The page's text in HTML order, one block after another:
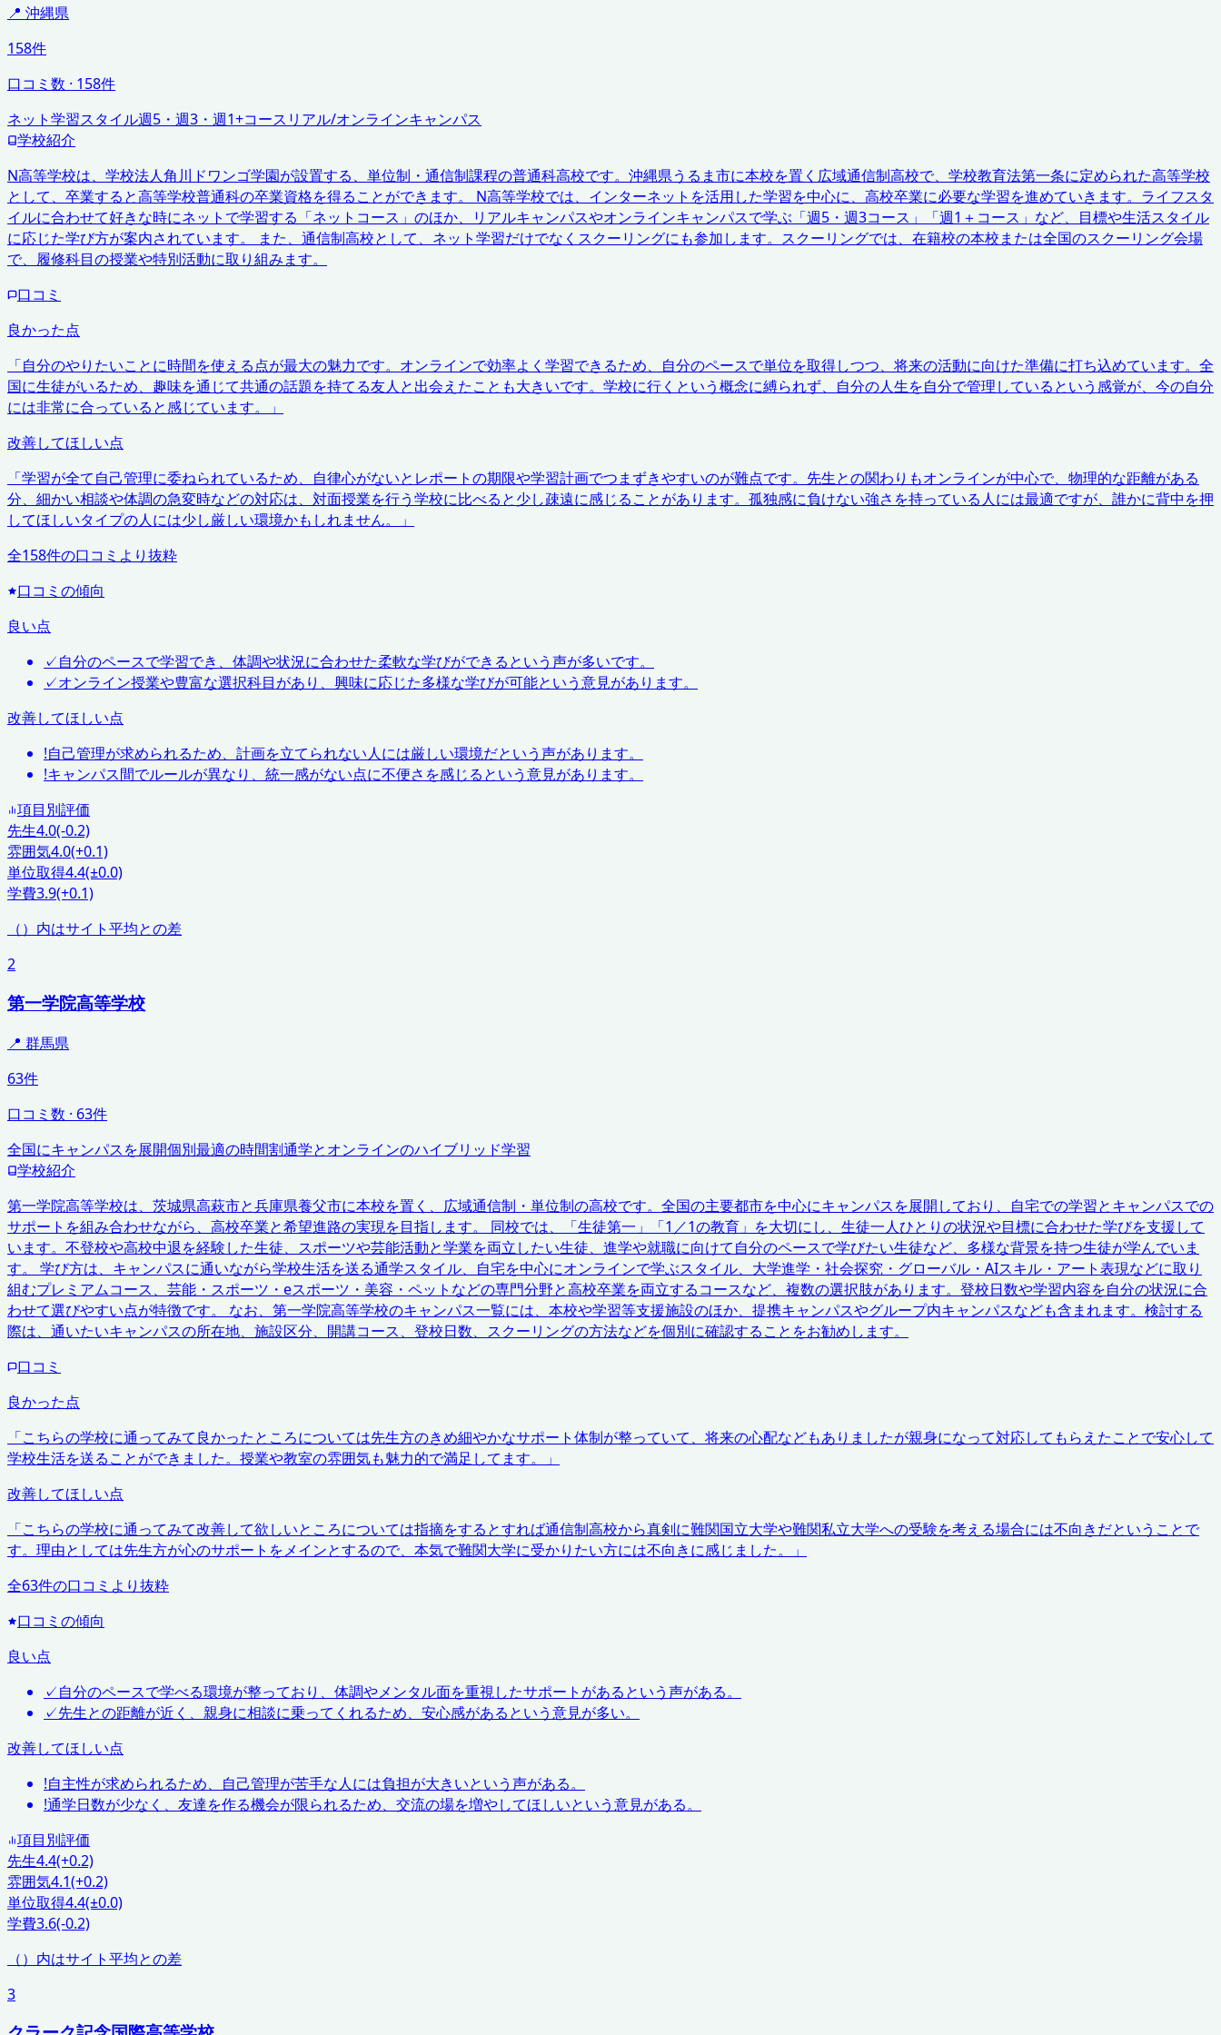
📍 沖縄県
158件
口コミ数 · 158件
ネット学習スタイル週5・週3・週1+コース リアル/オンラインキャンパス
学校紹介
N高等学校は、学校法人角川ドワンゴ学園が設置する、単位制・通信制課程の普通科高校です。沖縄県うるま市に本校を置く広域通信制高校で、学校教育法第一条に定められた高等学校
として、卒業すると高等学校普通科の卒業資格を得ることができます。 N高等学校では、インターネットを活用した学習を中心に、高校卒業に必要な学習を進めていきます。ライフスタ
イルに合わせて好きな時にネットで学習する「ネットコース」のほか、リアルキャンパスやオンラインキャンパスで学ぶ「週5・週3コース」「週1＋コース」など、目標や生活スタイル
に応じた学び方が案内されています。 また、通信制高校として、ネット学習だけでなくスクーリングにも参加します。スクーリングでは、在籍校の本校または全国のスクーリング会場
で、履修科目の授業や特別活動に取り組みます。
口コミ
良かった点
「自分のやりたいことに時間を使える点が最大の魅力です。オンラインで効率よく学習できるため、自分のペースで単位を取得しつつ、将来の活動に向けた準備に打ち込めています。全
国に生徒がいるため、趣味を通じて共通の話題を持てる友人と出会えたことも大きいです。学校に行くという概念に縛られず、自分の人生を自分で管理しているという感覚が、今の自分
には非常に合っていると感じています。
」
改善してほしい点
「学習が全て自己管理に委ねられているため、自律心がないとレポートの期限や学習計画でつまずきやすいのが難点です。先生との関わりもオンラインが中心で、物理的な距離がある
分、細かい相談や体調の急変時などの対応は、対面授業を行う学校に比べると少し疎遠に感じることがあります。孤独感に負けない強さを持っている人には最適ですが、誰かに背中を押
してほしいタイプの人には少し厳しい環境かもしれません。
」
全158件の口コミより抜粋
口コミの傾向
良い点
✓自分のペースで学習でき、体調や状況に合わせた柔軟な学びができるという声が多いです。
✓オンライン授業や豊富な選択科目があり、興味に応じた多様な学びが可能という意見があります。
改善してほしい点
!自己管理が求められるため、計画を立てられない人には厳しい環境だという声があります。
!キャンパス間でルールが異なり、統一感がない点に不便さを感じるという意見があります。
項目別評価
先生4.0(-0.2)
雰囲気4.0(+0.1)
単位取得4.4(±0.0)
学費3.9(+0.1)
（）内はサイト平均との差
2
第一学院高等学校
📍 群馬県
63件
口コミ数 · 63件
全国にキャンパスを展開個別最適の時間割通学とオンラインのハイブリッド学習
学校紹介
第一学院高等学校は、茨城県高萩市と兵庫県養父市に本校を置く、広域通信制・単位制の高校です。全国の主要都市を中心にキャンパスを展開しており、自宅での学習とキャンパスでの
サポートを組み合わせながら、高校卒業と希望進路の実現を目指します。 同校では、「生徒第一」「1／1の教育」を大切にし、生徒一人ひとりの状況や目標に合わせた学びを支援して
います。不登校や高校中退を経験した生徒、スポーツや芸能活動と学業を両立したい生徒、進学や就職に向けて自分のペースで学びたい生徒など、多様な背景を持つ生徒が学んでいま
す。 学び方は、キャンパスに通いながら学校生活を送る通学スタイル、自宅を中心にオンラインで学ぶスタイル、大学進学・社会探究・グローバル・AIスキル・アート表現などに取り
組むプレミアムコース、芸能・スポーツ・eスポーツ・美容・ペットなどの専門分野と高校卒業を両立するコースなど、複数の選択肢があります。登校日数や学習内容を自分の状況に合
わせて選びやすい点が特徴です。 なお、第一学院高等学校のキャンパス一覧には、本校や学習等支援施設のほか、提携キャンパスやグループ内キャンパスなども含まれます。検討する
際は、通いたいキャンパスの所在地、施設区分、開講コース、登校日数、スクーリングの方法などを個別に確認することをお勧めします。
口コミ
良かった点
「こちらの学校に通ってみて良かったところについては先生方のきめ細やかなサポート体制が整っていて、将来の心配などもありましたが親身になって対応してもらえたことで安心して
学校生活を送ることができました。授業や教室の雰囲気も魅力的で満足してます。
」
改善してほしい点
「こちらの学校に通ってみて改善して欲しいところについては指摘をするとすれば通信制高校から真剣に難関国立大学や難関私立大学への受験を考える場合には不向きだということで
す。理由としては先生方が心のサポートをメインとするので、本気で難関大学に受かりたい方には不向きに感じました。
」
全63件の口コミより抜粋
口コミの傾向
良い点
✓自分のペースで学べる環境が整っており、体調やメンタル面を重視したサポートがあるという声がある。
✓先生との距離が近く、親身に相談に乗ってくれるため、安心感があるという意見が多い。
改善してほしい点
!自主性が求められるため、自己管理が苦手な人には負担が大きいという声がある。
!通学日数が少なく、友達を作る機会が限られるため、交流の場を増やしてほしいという意見がある。
項目別評価
先生4.4(+0.2)
雰囲気4.1(+0.2)
単位取得4.4(±0.0)
学費3.6(-0.2)
（）内はサイト平均との差
3